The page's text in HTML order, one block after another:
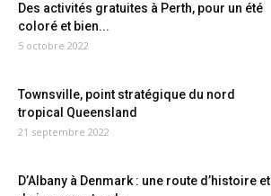
Des activités gratuites à Perth, pour un été
coloré et bien...
5 octobre 2022
Townsville, point stratégique du nord
tropical Queensland
21 septembre 2022
D’Albany à Denmark : une route d’histoire et